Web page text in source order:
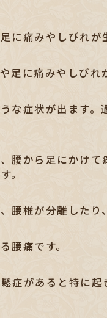
に痛みやしびれが
足に痛みやしびれ
な症状が出ます
腰から足にかけ
。
腰椎が分離したり
腰痛です。
症があると特に